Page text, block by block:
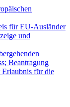
für EU-Ausländer
und
Beantragung
Erlaubnis für die